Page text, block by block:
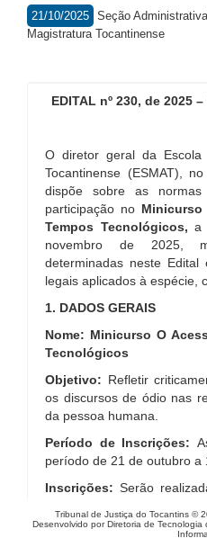
21/10/2025 Seção
Magistratura Tocantinense
EDITAL nº 230, de 2025 –
O diretor geral da Escola
Tocantinense (ESMAT),
dispõe sobre as
participação noMinicurso
Tempos Tecnológicos, a
novembro de 2025,
determinadas neste Edital
legais aplicados à espécie,
1. DADOS GERAIS
Nome: Minicurso O
Tecnológicos
Objetivo: Refletir
os discursos de ódio nas
da pessoa humana.
Período de Inscrições:
período de 21 de outubro a
Inscrições: Serão
Público-Alvo:
Tribunal de Justiça do Tocantins ©
Desenvolvido por Diretoria de